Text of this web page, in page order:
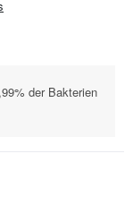
der Bakterien